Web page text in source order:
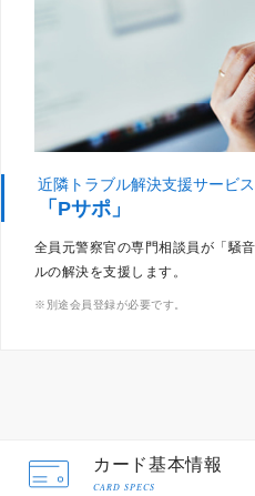
近隣トラブル解決支援サービス
「Pサポ」
全員元警察官の専門相談員が「騒
ルの解決を支援します。
別途会員登録が必要です。
カード基本情報
CARD SPECS